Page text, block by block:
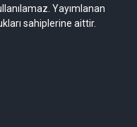
Yayımlanan
sahiplerine aittir.